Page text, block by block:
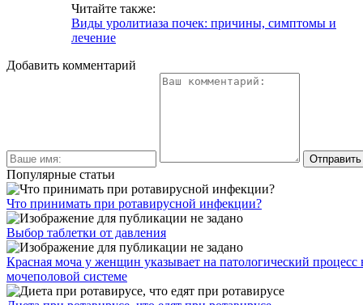
Читайте также:
Виды уролитиаза почек: причины, симптомы и
лечение
Добавить комментарий
Популярные статьи
Что принимать при ротавирусной инфекции?
Выбор таблетки от давления
Красная моча у женщин указывает на патологический процесс
мочеполовой системе